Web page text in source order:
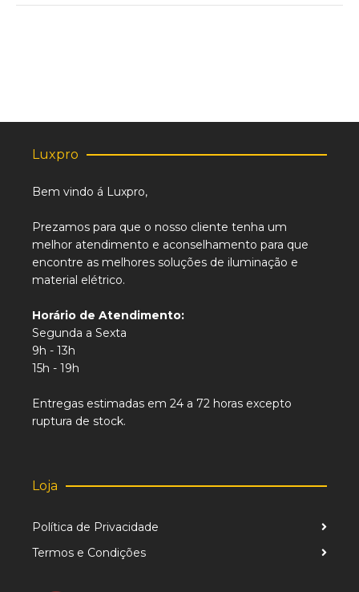
Luxpro
Bem vindo á Luxpro,
Prezamos para que o nosso cliente tenha um
melhor atendimento e aconselhamento para que
encontre as melhores soluções de iluminação e
material elétrico.
Horário de Atendimento:
Segunda a Sexta
9h - 13h
15h - 19h
Entregas estimadas em 24 a 72 horas excepto
ruptura de stock.
Loja
Política de Privacidade
Termos e Condições